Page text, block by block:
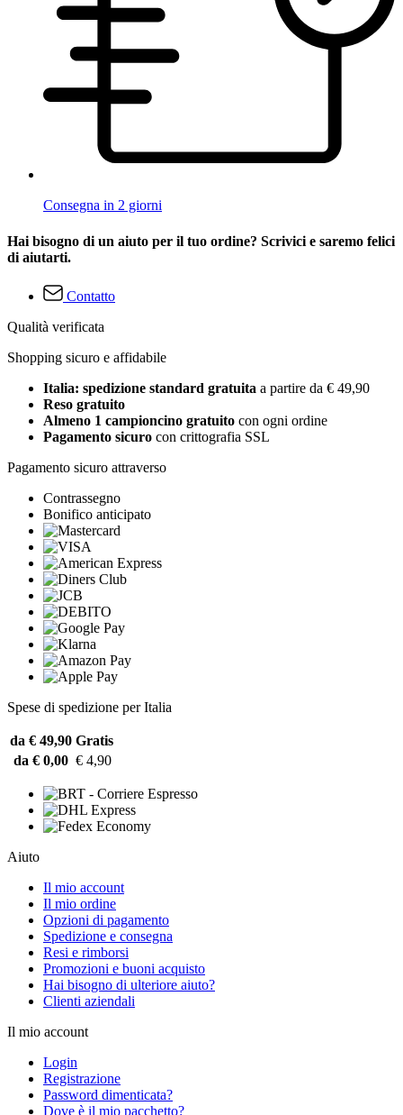
Consegna in 2 giorni
Hai bisogno di un aiuto per il tuo ordine? Scrivici e saremo felici
di aiutarti.
Contatto
Qualità verificata
Shopping sicuro e affidabile
Italia: spedizione standard gratuita a partire da € 49,90
Reso gratuito
Almeno 1 campioncino gratuito con ogni ordine
Pagamento sicuro con crittografia SSL
Pagamento sicuro attraverso
Contrassegno
Bonifico anticipato
Spese di spedizione per Italia
da € 49,90 Gratis
da € 0,00 € 4,90
Aiuto
Il mio account
Il mio ordine
Opzioni di pagamento
Spedizione e consegna
Resi e rimborsi
Promozioni e buoni acquisto
Hai bisogno di ulteriore aiuto?
Clienti aziendali
Il mio account
Login
Registrazione
Password dimenticata?
Dove è il mio pacchetto?